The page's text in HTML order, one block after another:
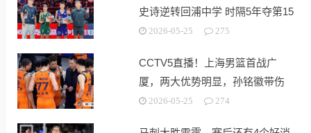
史诗逆转回浦中学 时隔5年夺第15
冠2026-05-25 275
CCTV5直播！上海男篮首战广
厦，两大优势明显，孙铭徽带伤
出战！
2026-05-25 274